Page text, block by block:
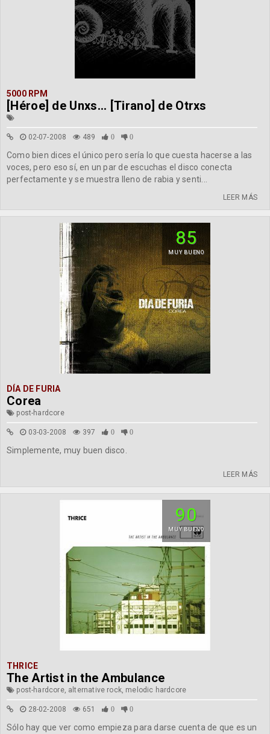
5000 RPM
[Héroe] de Unxs... [Tirano] de Otrxs
02-07-2008 489 0 0
Como bien dices el único pero sería lo que cuesta hacerse a las
voces, pero eso sí, en un par de escuchas el disco conecta
perfectamente y se muestra lleno de rabia y senti...
LEER MÁS
85
MUY BUENO
DÍA DE FURIA
Corea
post-hardcore
03-03-2008 397 0 0
Simplemente, muy buen disco.
LEER MÁS
90
MUY BUENO
THRICE
The Artist in the Ambulance
post-hardcore, alternative rock, melodic hardcore
28-02-2008 651 0 0
Sólo hay que ver como empieza para darse cuenta de que es un